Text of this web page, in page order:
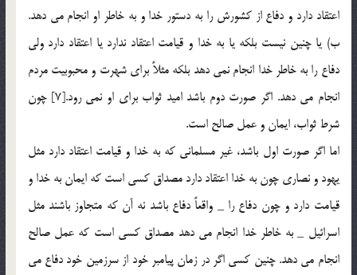
اعتقاد دارد و دفاع از كشورش را به دستور خدا و به خاطر او انجام مي دهد.
ب) يا چنين نيست بلكه يا به خدا و قيامت اعتقاد ندارد يا اعتقاد دارد ولي
دفاع را به خاطر خدا انجام نمي دهد بلكه مثلاً براي شهرت و محبوبيت مردم
انجام مي دهد. اگر صورت دوم باشد اميد ثواب براي او نمي رود.[7] چون
شرط ثواب، ايمان و عمل صالح است.
اما اگر صورت اول باشد، غير مسلماني كه به خدا و قيامت اعتقاد دارد مثل
يهود و نصاري چون به خدا اعتقاد دارد مصداق كسي است که ايمان به خدا و
قيامت دارد و چون دفاع را _ واقعاً دفاع باشد نه آن كه متجاوز باشند مثل
اسرائيل _ به خاطر خدا انجام مي دهد مصداق كسي است كه عمل صالح
انجام مي دهد. چنين كسي اگر در زمان پيامبر خود از سرزمين خود دفاع مي